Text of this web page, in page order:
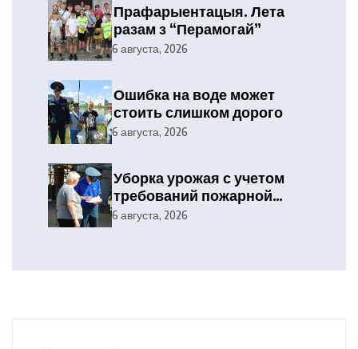
Прафарыентацыя. Лета
разам з “Перамогай”
6 августа, 2026
Ошибка на воде может
стоить слишком дорого
6 августа, 2026
Уборка урожая с учетом
требований пожарной
безопасности
6 августа, 2026